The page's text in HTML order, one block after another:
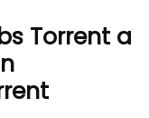
Torrent a